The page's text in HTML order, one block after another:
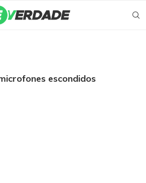
escondidos